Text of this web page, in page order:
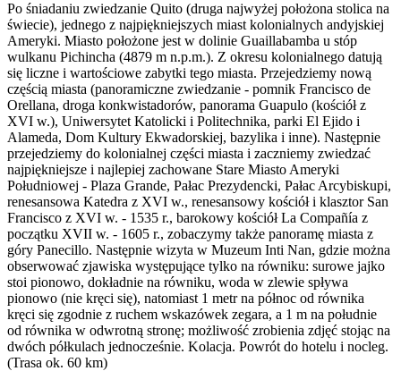
Po śniadaniu zwiedzanie Quito (druga najwyżej położona stolica na
świecie), jednego z najpiękniejszych miast kolonialnych andyjskiej
Ameryki. Miasto położone jest w dolinie Guaillabamba u stóp
wulkanu Pichincha (4879 m n.p.m.). Z okresu kolonialnego datują
się liczne i wartościowe zabytki tego miasta. Przejedziemy nową
częścią miasta (panoramiczne zwiedzanie - pomnik Francisco de
Orellana, droga konkwistadorów, panorama Guapulo (kościół z
XVI w.), Uniwersytet Katolicki i Politechnika, parki El Ejido i
Alameda, Dom Kultury Ekwadorskiej, bazylika i inne). Następnie
przejedziemy do kolonialnej części miasta i zaczniemy zwiedzać
najpiękniejsze i najlepiej zachowane Stare Miasto Ameryki
Południowej - Plaza Grande, Pałac Prezydencki, Pałac Arcybiskupi,
renesansowa Katedra z XVI w., renesansowy kościół i klasztor San
Francisco z XVI w. - 1535 r., barokowy kościół La Compañía z
początku XVII w. - 1605 r., zobaczymy także panoramę miasta z
góry Panecillo. Następnie wizyta w Muzeum Inti Nan, gdzie można
obserwować zjawiska występujące tylko na równiku: surowe jajko
stoi pionowo, dokładnie na równiku, woda w zlewie spływa
pionowo (nie kręci się), natomiast 1 metr na północ od równika
kręci się zgodnie z ruchem wskazówek zegara, a 1 m na południe
od równika w odwrotną stronę; możliwość zrobienia zdjęć stojąc na
dwóch półkulach jednocześnie. Kolacja. Powrót do hotelu i nocleg.
(Trasa ok. 60 km)